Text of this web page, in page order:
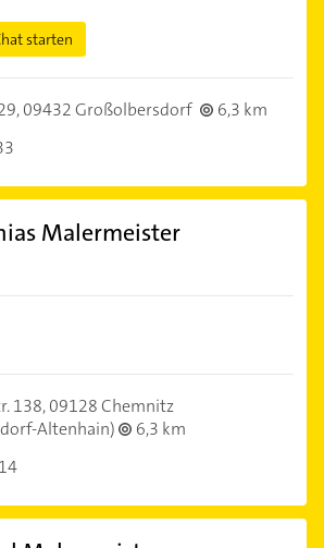
starten
09432 Großolbersdorf
6,3 km
Malermeister
138,09128 Chemnitz
Altenhain)
6,3 km